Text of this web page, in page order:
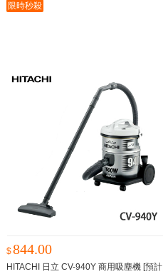
限時秒殺
$844.00
HITACHI 日立 CV-940Y 商用吸塵機 [預計